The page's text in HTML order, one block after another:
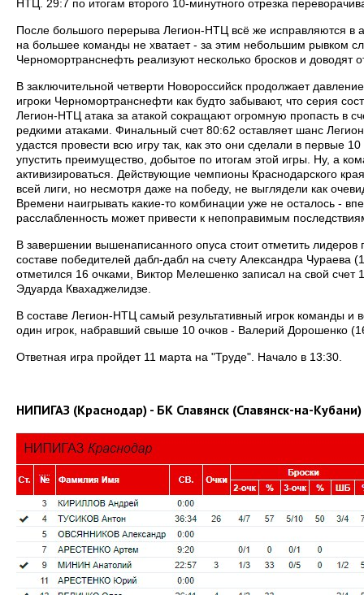
НТЦ. 29:7 по итогам второго 10-минутного отрезка
После большого перерыва Легион-НТЦ всё же исправляются в
на большее команды не хватает - за этим небольшим рывком
Черномортранснефть реализуют несколько бросков и доводят
В заключительной четверти Новороссийск продолжает
игроки Черномортранснефти как будто забывают, что серия
Легион-НТЦ атака за атакой сокращают огромную пропасть в
редкими атаками. Финальный счет 80:62 оставляет шанс
удастся провести всю игру так, как это они сделали в первые
упустить преимущество, добытое по итогам этой игры. Ну, а
активизироваться. Действующие чемпионы Краснодарского
всей лиги, но несмотря даже на победу, не выглядели как
Времени наигрывать какие-то комбинации уже не осталось -
расслабленность может привести к непоправимым
В завершении вышенаписанного опуса стоит отметить
составе победителей дабл-дабл на счету Александра Чураева
отметился 16 очками, Виктор Мелешенко записал на свой счет
Эдуарда Квахаджелидзе.
В составе Легион-НТЦ самый результативный игрок команды
один игрок, набравший свыше 10 очков - Валерий Дорошенко
Ответная игра пройдет 11 марта на "Труде". Начало в 13:30.
НИПИГАЗ (Краснодар) - БК Славянск (Славянск-на-